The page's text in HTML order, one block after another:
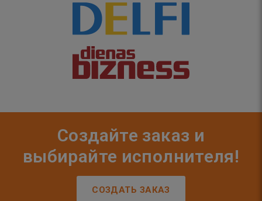
Создайте заказ и
выбирайте исполнителя!
СОЗДАТЬ ЗАКАЗ